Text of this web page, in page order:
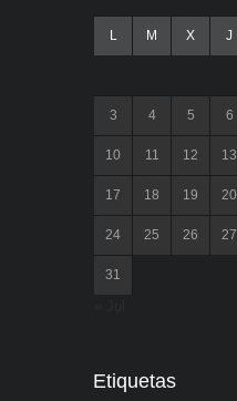
L M X J
3 4 5 6
10 11 12 13
17 18 19 20
24 25 26 27
31
Etiquetas